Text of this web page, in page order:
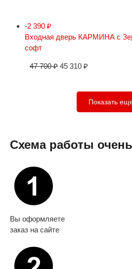
-2 390 ₽
Входная дверь КАРМИНА с
софт
47 700₽ 45 310 ₽
Показать
Схема работы
Вы оформляете
заказ на сайте